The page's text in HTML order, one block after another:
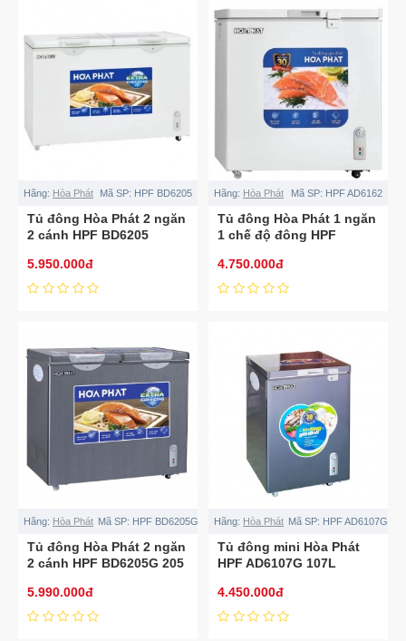
Hãng: Hòa Phát Mã SP: HPF BD6205
Tủ đông Hòa Phát 2 ngăn
2 cánh HPF BD6205
5.950.000đ
Hãng: Hòa Phát Mã SP: HPF AD6162
Tủ đông Hòa Phát 1 ngăn
1 chế độ đông HPF
4.750.000đ
Hãng: Hòa Phát Mã SP: HPF BD6205G
Tủ đông Hòa Phát 2 ngăn
2 cánh HPF BD6205G 205
5.990.000đ
Hãng: Hòa Phát Mã SP: HPF AD6107G
Tủ đông mini Hòa Phát
HPF AD6107G 107L
4.450.000đ